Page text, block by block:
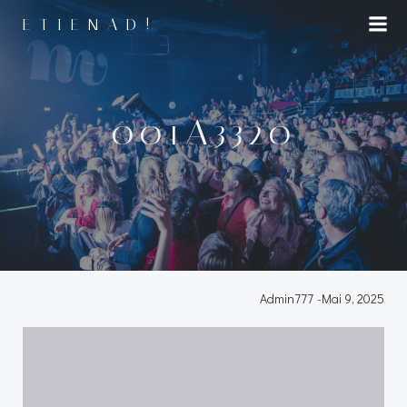
Aller
au
ETIENAD!
001A3320
Admin777 -Mai 9, 2025